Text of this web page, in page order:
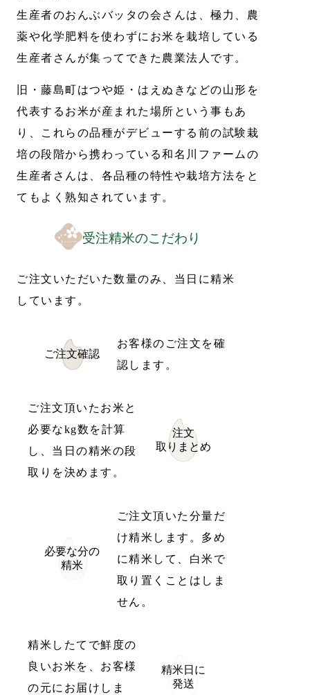
生産者のおんぶバッタの会さんは、極力、農
薬や化学肥料を使わずにお米を栽培している
生産者さんが集ってできた農業法人です。
旧・藤島町はつや姫・はえぬきなどの山形を
代表するお米が産まれた場所という事もあ
り、これらの品種がデビューする前の試験栽
培の段階から携わっている和名川ファームの
生産者さんは、各品種の特性や栽培方法をと
てもよく熟知されています。
受注精米のこだわり
ご注文いただいた数量のみ、当日に精米
しています。
ご注文確認
お客様のご注文を確
認します。
ご注文頂いたお米と
必要なkg数を計算
し、当日の精米の段
取りを決めます。
注文
取りまとめ
必要な分の
精米
ご注文頂いた分量だ
け精米します。多め
に精米して、白米で
取り置くことはしま
せん。
精米したてで鮮度の
良いお米を、お客様
の元にお届けしま
精米日に
発送